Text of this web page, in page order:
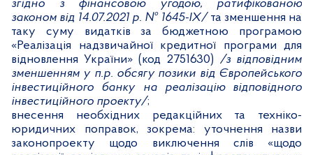
згідно з фінансовою угодою, ратифікованою
законом від 14.07.2021 р. № 1645-ІХ/ та зменшення на
таку суму видатків за бюджетною програмою
«Реалізація надзвичайної кредитної програми для
відновлення України» (код 2751630) /з відповідним
зменшенням у п.р. обсягу позики від Європейського
інвестиційного банку на реалізацію відповідного
інвестиційного проекту/;
внесення необхідних редакційних та техніко-
юридичних поправок, зокрема: уточнення назви
законопроекту щодо виключення слів «щодо